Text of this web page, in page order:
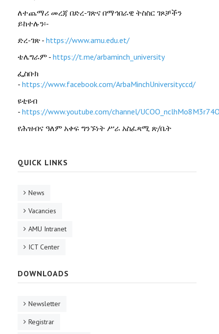
ለተጨማሪ መረጃ በድረ-ገጽና በማኅበራዊ ትስስር ገጾቻችን
ይከተሉን፡-
ድረ-ገጽ - https://www.amu.edu.et/
ቴሌግራም - https://t.me/arbaminch_university
ፌስቡክ
- https://www.facebook.com/ArbaMinchUniversityccd/
ዩቲዩብ
- https://www.youtube.com/channel/
የሕዝብና ዓለም አቀፍ ግንኙነት ሥራ አስፈጻሚ ጽ/ቤት
QUICK LINKS
News
Vacancies
AMU Intranet
ICT Center
DOWNLOADS
Newsletter
Registrar